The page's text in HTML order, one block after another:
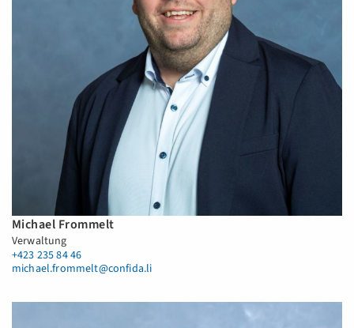
Michael Frommelt
Verwaltung
+423 235 84 46
michael.frommelt@confida.li